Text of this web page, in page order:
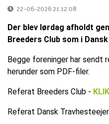
22-06-2026 21:12:08
Der blev lørdag afholdt
Breeders Club som i
Begge foreninger har sendt
herunder som PDF-filer.
Referat Breeders Club -
Referat Dansk